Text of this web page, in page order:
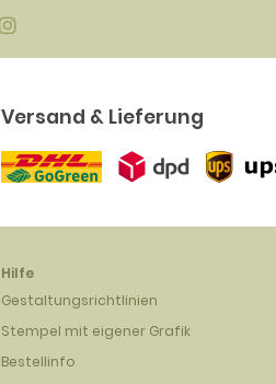
Versand & Lieferung
Hilfe
Gestaltungsrichtlinien
Stempel mit eigener Grafik
Bestellinfo